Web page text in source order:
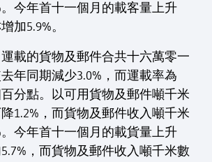
今年首十一個月的載客量上升
加5.9%。
載的貨物及郵件合共十六萬零一
年同期減少3.0%，而運載率為
百分點。以可用貨物及郵件噸千米
1.2%，而貨物及郵件收入噸千米
今年首十一個月的載貨量上升
，而貨物及郵件收入噸千米數